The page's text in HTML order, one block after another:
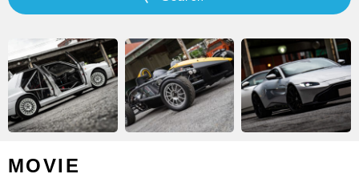
MOVIE